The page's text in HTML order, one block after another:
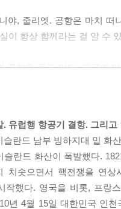
야, 줄리엣. 공항은 마치
이 항상 함께라는 걸 알 수
공항을 품고 있다. 그곳엔
랑은 그 미지의 땅을 정복
.
이요. 난 누구야, 무슨 일을
을 설명하는 코드가 된다는
가 잊고 있던 가장 본질적
. 유럽행 항공기 결항. 그리
슬란드 남부 빙하지대 밑 화
슬란드 화산이 폭발했다.
치솟으면서 핵전쟁을 연
작했다. 영국을 비롯, 프랑
년 4월 15일 대한민국 인